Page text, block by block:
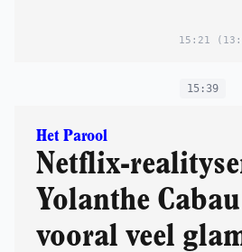
15:21
15:39
Het Parool
Netflix-
Yolanthe
vooral veel